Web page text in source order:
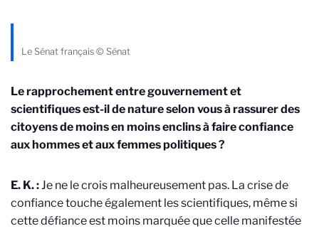
Le Sénat français © Sénat
Le rapprochement entre gouvernement et
scientifiques est-il de nature selon vous à rassurer des
citoyens de moins en moins enclins à faire confiance
aux hommes et aux femmes politiques ?
E. K. :Je ne le crois malheureusement pas. La crise de
confiance touche également les scientifiques, même si
cette défiance est moins marquée que celle manifestée